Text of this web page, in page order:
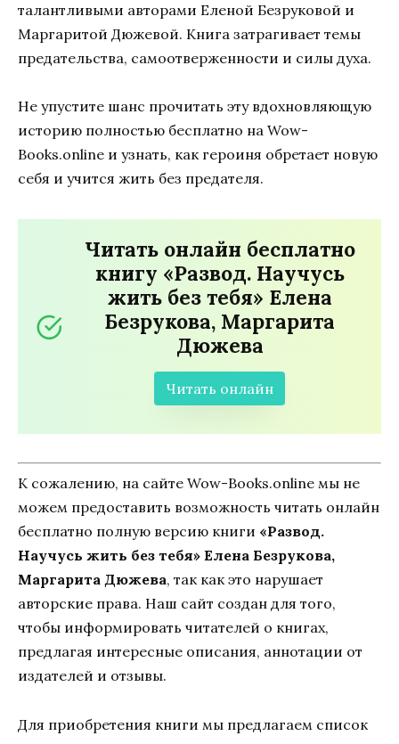
талантливыми авторами Еленой Безруковой и
Маргаритой Дюжевой. Книга затрагивает темы
предательства, самоотверженности и силы духа.
Не упустите шанс прочитать эту вдохновляющую
историю полностью бесплатно на Wow-
Books.online и узнать, как героиня обретает новую
себя и учится жить без предателя.
Читать онлайн бесплатно
книгу «Развод. Научусь
жить без тебя» Елена
Безрукова, Маргарита
Дюжева
Читать онлайн
К сожалению, на сайте Wow-Books.online мы не
можем предоставить возможность читать онлайн
бесплатно полную версию книги «Развод.
Научусь жить без тебя» Елена Безрукова,
Маргарита Дюжева, так как это нарушает
авторские права. Наш сайт создан для того,
чтобы информировать читателей о книгах,
предлагая интересные описания, аннотации от
издателей и отзывы.
Для приобретения книги мы предлагаем список